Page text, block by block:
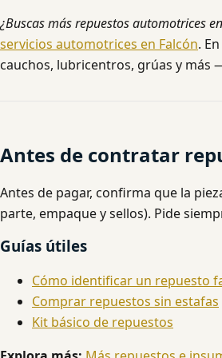
¿Buscas más repuestos automotrices
servicios automotrices en Falcón.
cauchos, lubricentros, grúas y más
Antes de contratar
Antes de pagar, confirma que la
parte, empaque y sellos). Pide
Guías útiles
Cómo identificar un repuesto
Comprar repuestos sin estafas
Kit básico de repuestos